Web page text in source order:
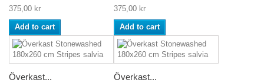
375,00 kr
Add to cart
375,00 kr
Add to cart
Överkast... Överkast...